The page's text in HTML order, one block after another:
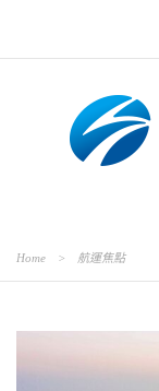
Home > 航運焦點